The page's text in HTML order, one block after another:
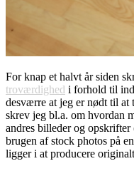
For knap et halvt år siden
troværdighed i forhold til
desværre at jeg er nødt til at
skrev jeg bl.a. om hvordan
andres billeder og
brugen af stock photos på
ligger i at producere